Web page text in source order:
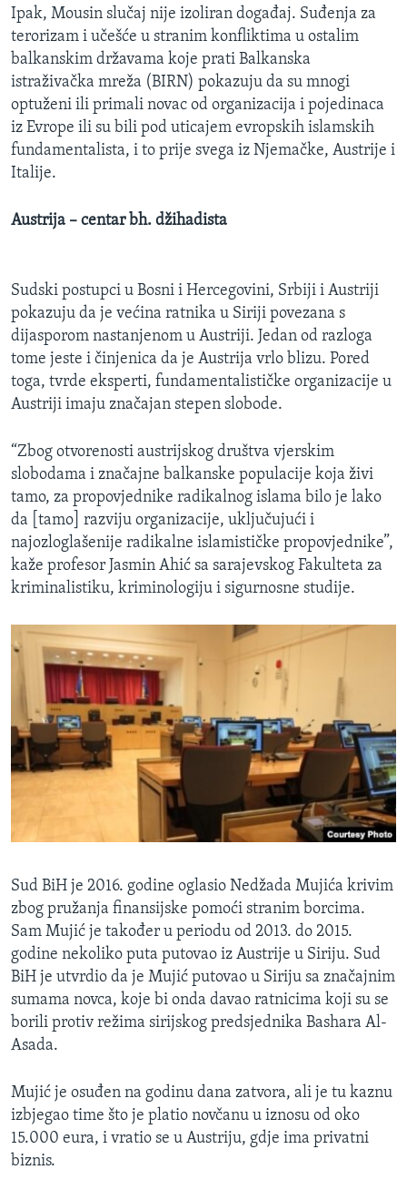
Ipak, Mousin slučaj nije izoliran događaj. Suđenja za
terorizam i učešće u stranim konfliktima u ostalim
balkanskim državama koje prati Balkanska
istraživačka mreža (BIRN) pokazuju da su mnogi
optuženi ili primali novac od organizacija i pojedinaca
iz Evrope ili su bili pod uticajem evropskih islamskih
fundamentalista, i to prije svega iz Njemačke, Austrije i
Italije.
Austrija – centar bh. džihadista
Sudski postupci u Bosni i Hercegovini, Srbiji i Austriji
pokazuju da je većina ratnika u Siriji povezana s
dijasporom nastanjenom u Austriji. Jedan od razloga
tome jeste i činjenica da je Austrija vrlo blizu. Pored
toga, tvrde eksperti, fundamentalističke organizacije u
Austriji imaju značajan stepen slobode.
“Zbog otvorenosti austrijskog društva vjerskim
slobodama i značajne balkanske populacije koja živi
tamo, za propovjednike radikalnog islama bilo je lako
da [tamo] razviju organizacije, uključujući i
najozloglašenije radikalne islamističke propovjednike”,
kaže profesor Jasmin Ahić sa sarajevskog Fakulteta za
kriminalistiku, kriminologiju i sigurnosne studije.
Sud BiH je 2016. godine oglasio Nedžada Mujića krivim
zbog pružanja finansijske pomoći stranim borcima.
Sam Mujić je također u periodu od 2013. do 2015.
godine nekoliko puta putovao iz Austrije u Siriju. Sud
BiH je utvrdio da je Mujić putovao u Siriju sa značajnim
sumama novca, koje bi onda davao ratnicima koji su se
borili protiv režima sirijskog predsjednika Bashara Al-
Asada.
Mujić je osuđen na godinu dana zatvora, ali je tu kaznu
izbjegao time što je platio novčanu u iznosu od oko
15.000 eura, i vratio se u Austriju, gdje ima privatni
biznis.